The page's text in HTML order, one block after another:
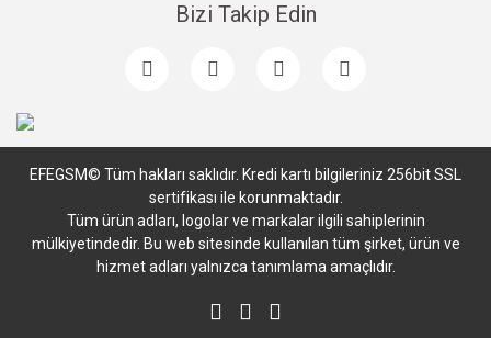
Bizi Takip Edin
EFEGSM© Tüm hakları saklıdır. Kredi kartı bilgileriniz 256bit SSL
sertifikası ile korunmaktadır.
Tüm ürün adları, logolar ve markalar ilgili sahiplerinin
mülkiyetindedir. Bu web sitesinde kullanılan tüm şirket, ürün ve
hizmet adları yalnızca tanımlama amaçlıdır.